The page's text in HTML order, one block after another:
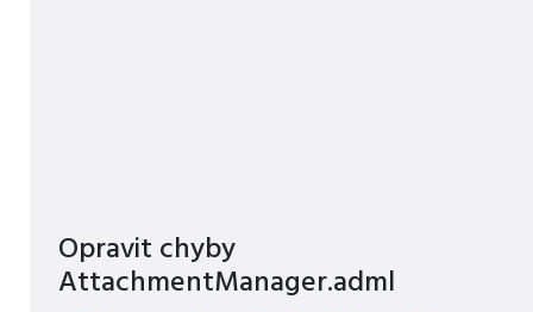
Opravit chyby
AttachmentManager.adml